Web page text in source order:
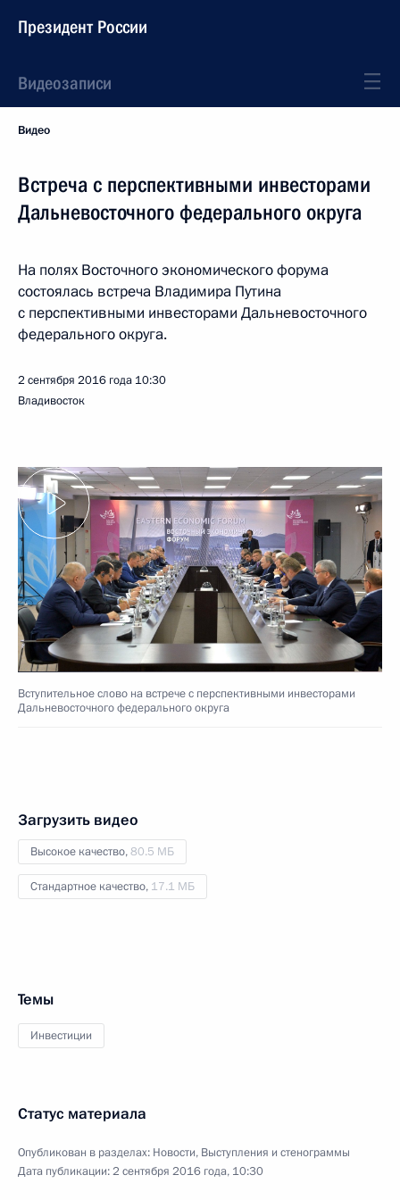
Президент России
Видеозаписи
Видео
Встреча с перспективными инвесторами
Дальневосточного федерального округа
На полях Восточного экономического форума
состоялась встреча Владимира Путина
с перспективными инвесторами Дальневосточного
федерального округа.
2 сентября 2016 года 10:30
Владивосток
Вступительное слово на встрече с перспективными инвесторами
Дальневосточного федерального округа
Загрузить видео
Высокое качество,80.5 МБ
Стандартное качество, 17.1 МБ
Темы
Инвестиции
Статус материала
Опубликован в разделах: Новости, Выступления и стенограммы
Дата публикации:2 сентября 2016 года, 10:30